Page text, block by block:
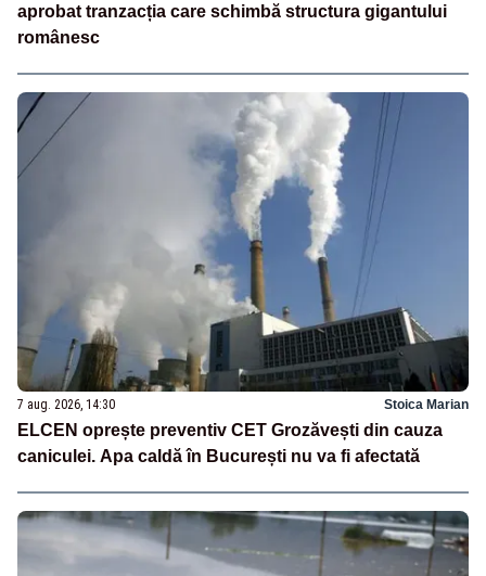
aprobat tranzacția care schimbă structura gigantului
românesc
7 aug. 2026, 14:30 Stoica Marian
ELCEN oprește preventiv CET Grozăvești din cauza
caniculei. Apa caldă în București nu va fi afectată